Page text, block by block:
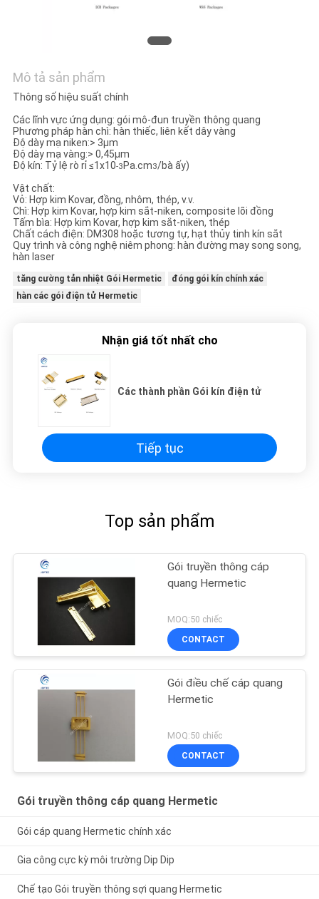
WEB
PRIVACY
POLICY
Mô tả sản phẩm
Thông số hiệu suất chính
Các lĩnh vực ứng dụng: gói mô-đun truyền thông quang
Phương pháp hàn chì: hàn thiếc, liên kết dây vàng
Độ dày mạ niken:> 3μm
Độ dày mạ vàng:> 0,45μm
Độ kín: Tỷ lệ rò rỉ ≤1x10-3 Pa.cm3/bà ấy)
Vật chất:
Vỏ: Hợp kim Kovar, đồng, nhôm, thép, v.v.
Chì: Hợp kim Kovar, hợp kim sắt-niken, composite lõi đồng
Tấm bìa: Hợp kim Kovar, hợp kim sắt-niken, thép
Chất cách điện: DM308 hoặc tương tự, hạt thủy tinh kín sắt
Quy trình và công nghệ niêm phong: hàn đường may song song,
hàn laser
tăng cường tản nhiệt Gói Hermetic
đóng gói kín chính xác
hàn các gói điện tử Hermetic
Nhận giá tốt nhất cho
Các thành phần Gói kín điện tử
Tiếp tục
Top sản phẩm
Gói truyền thông cáp
quang Hermetic
MOQ:50 chiếc
CONTACT
Gói điều chế cáp quang
Hermetic
MOQ:50 chiếc
CONTACT
Gói truyền thông cáp quang Hermetic
Gói cáp quang Hermetic chính xác
Gia công cực kỳ môi trường Dip Dip
Chế tạo Gói truyền thông sợi quang Hermetic